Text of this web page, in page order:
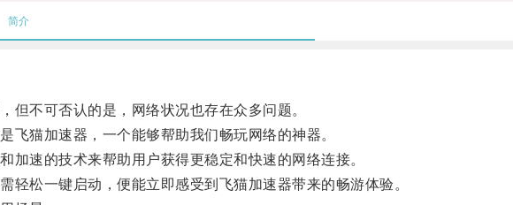
简介
不可否认的是，网络状况也存在众多问题。
猫加速器，一个能够帮助我们畅玩网络的神器。
速的技术来帮助用户获得更稳定和快速的网络连接。
松一键启动，便能立即感受到飞猫加速器带来的畅游体验。